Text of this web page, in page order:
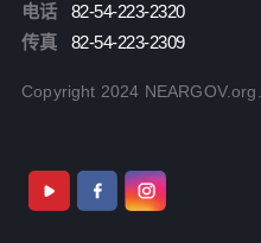
电话
82-54-223-2320
传真
82-54-223-2309
Copyright 2024